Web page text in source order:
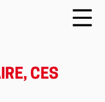
CES